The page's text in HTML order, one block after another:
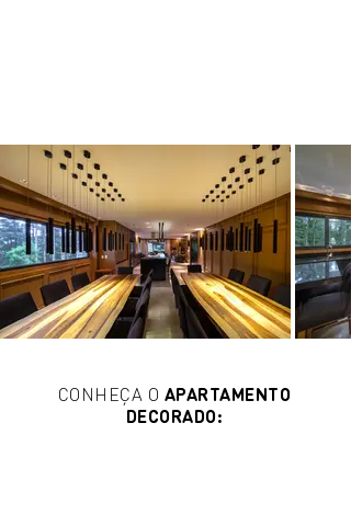
CONHEÇA O APARTAMENTO
DECORADO: